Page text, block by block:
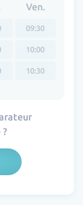
Ven.
09:30
10:00
10:30